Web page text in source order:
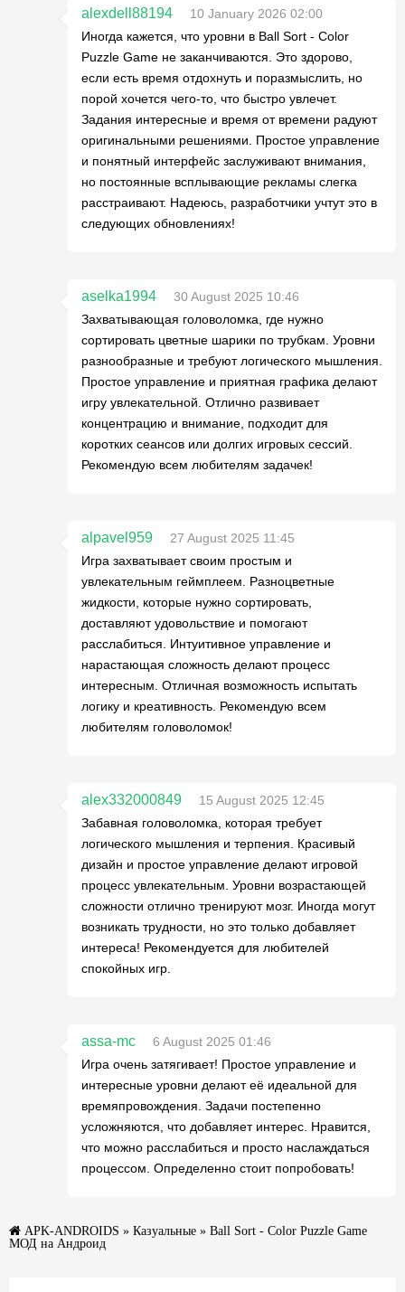
alexdell88194
10 January 2026 02:00
Иногда кажется, что уровни в Ball Sort - Color
Puzzle Game не заканчиваются. Это здорово,
если есть время отдохнуть и поразмыслить, но
порой хочется чего-то, что быстро увлечет.
Задания интересные и время от времени радуют
оригинальными решениями. Простое управление
и понятный интерфейс заслуживают внимания,
но постоянные всплывающие рекламы слегка
расстраивают. Надеюсь, разработчики учтут это в
следующих обновлениях!
aselka1994
30 August 2025 10:46
Захватывающая головоломка, где нужно
сортировать цветные шарики по трубкам. Уровни
разнообразные и требуют логического мышления.
Простое управление и приятная графика делают
игру увлекательной. Отлично развивает
концентрацию и внимание, подходит для
коротких сеансов или долгих игровых сессий.
Рекомендую всем любителям задачек!
alpavel959
27 August 2025 11:45
Игра захватывает своим простым и
увлекательным геймплеем. Разноцветные
жидкости, которые нужно сортировать,
доставляют удовольствие и помогают
расслабиться. Интуитивное управление и
нарастающая сложность делают процесс
интересным. Отличная возможность испытать
логику и креативность. Рекомендую всем
любителям головоломок!
alex332000849
15 August 2025 12:45
Забавная головоломка, которая требует
логического мышления и терпения. Красивый
дизайн и простое управление делают игровой
процесс увлекательным. Уровни возрастающей
сложности отлично тренируют мозг. Иногда могут
возникать трудности, но это только добавляет
интереса! Рекомендуется для любителей
спокойных игр.
assa-mc
6 August 2025 01:46
Игра очень затягивает! Простое управление и
интересные уровни делают её идеальной для
времяпровождения. Задачи постепенно
усложняются, что добавляет интерес. Нравится,
что можно расслабиться и просто наслаждаться
процессом. Определенно стоит попробовать!
APK-ANDROIDS » Казуальные » Ball Sort - Color Puzzle Game
МОД на Андроид